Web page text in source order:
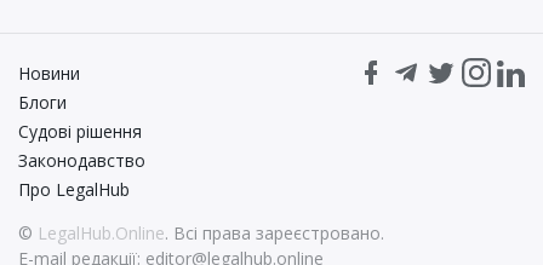
© LegalHub.Online. Всі права зареєстровано.
E-mail редакції: editor@legalhub.online
Новини
Блоги
Судові рішення
Законодавство
Про LegalHub